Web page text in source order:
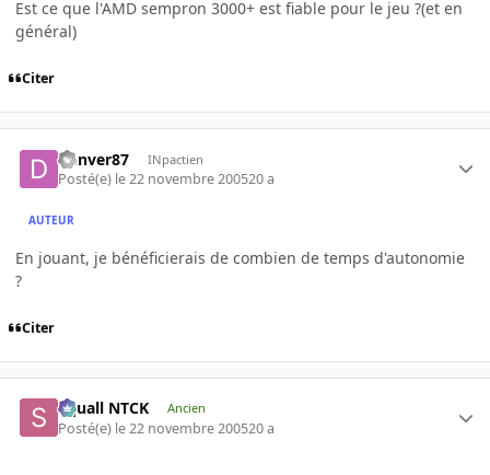
Est ce que l'AMD sempron 3000+ est fiable pour le jeu ?(et en
général)
Citer
Denver87 INpactien
Posté(e) le 22 novembre 200520 a
AUTEUR
En jouant, je bénéficierais de combien de temps d'autonomie
?
Citer
Squall NTCK Ancien
Posté(e) le 22 novembre 200520 a